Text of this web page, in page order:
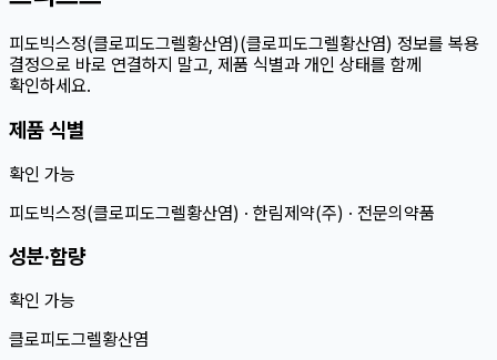
피도빅스정(클로피도그렐황산염)(클로피도그렐황산염) 정보를 복용
결정으로 바로 연결하지 말고, 제품 식별과 개인 상태를 함께
확인하세요.
제품 식별
확인 가능
피도빅스정(클로피도그렐황산염) · 한림제약(주) · 전문의약품
성분·함량
확인 가능
클로피도그렐황산염